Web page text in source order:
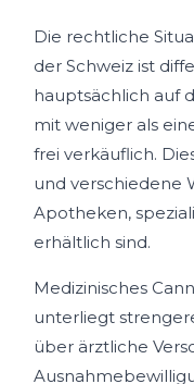
Die rechtliche
der Schweiz ist
hauptsächlich auf
mit weniger als
frei verkäuflich.
und verschiedene
Apotheken,
erhältlich sind.
Medizinisches
unterliegt
über ärztliche